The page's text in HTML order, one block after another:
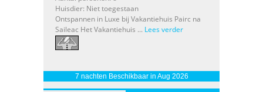
Huisdier: Niet toegestaan
Ontspannen in Luxe bij Vakantiehuis Pairc na
Saileac Het Vakantiehuis ... Lees verder
7 nachten Beschikbaar in Aug 2026